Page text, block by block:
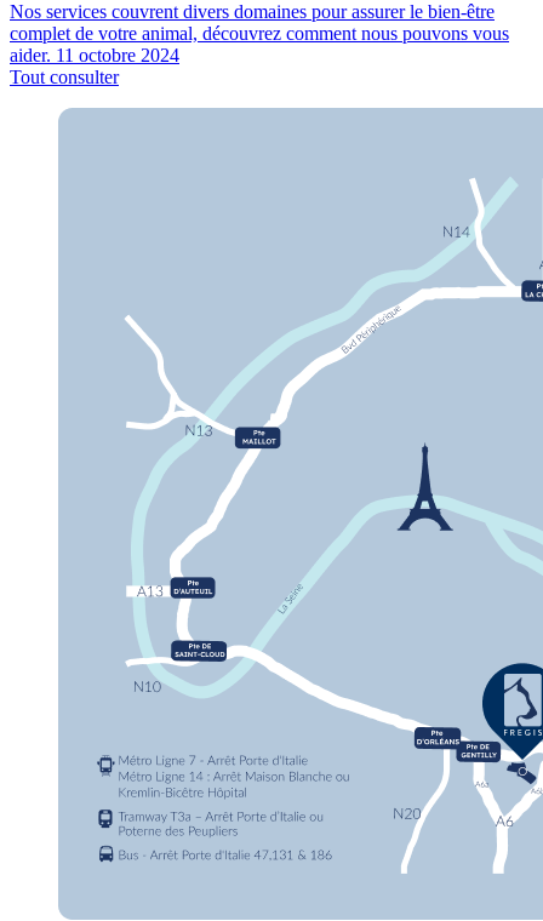
Nos services couvrent divers domaines pour assurer le bien-être
complet de votre animal, découvrez comment nous pouvons vous
aider. 11 octobre 2024
Tout consulter